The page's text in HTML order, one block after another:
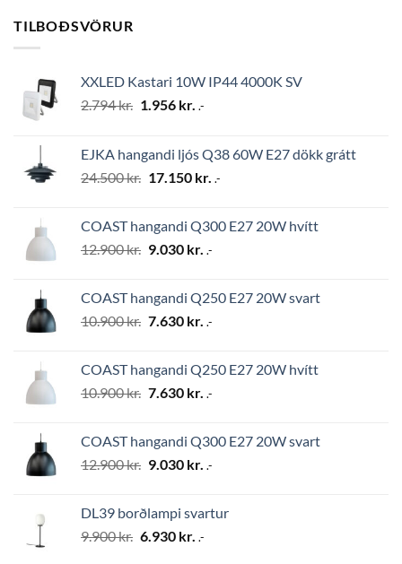
TILBOÐSVÖRUR
XXLED Kastari 10W IP44 4000K SV
2.794kr. Original
2.794 kr..
1.956 kr. Current
1.956 kr..
.-
EJKA hangandi ljós Q38 60W E27 dökk grátt
24.500kr. Original
24.500 kr..
17.150 kr. Current
17.150 kr..
.-
COAST hangandi Q300 E27 20W hvítt
12.900kr. Original
12.900 kr..
9.030 kr. Current
9.030 kr..
.-
COAST hangandi Q250 E27 20W svart
10.900kr. Original
10.900 kr..
7.630 kr. Current
7.630 kr..
.-
COAST hangandi Q250 E27 20W hvítt
10.900kr. Original
10.900 kr..
7.630 kr. Current
7.630 kr..
.-
COAST hangandi Q300 E27 20W svart
12.900kr. Original
12.900 kr..
9.030 kr. Current
9.030 kr..
.-
DL39 borðlampi svartur
9.900kr. Original
6.930 kr. Current
.-